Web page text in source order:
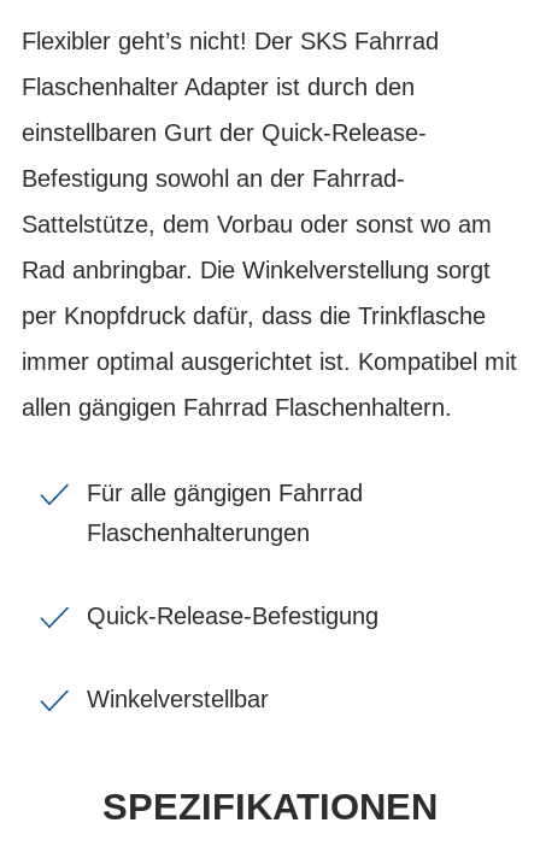
Flexibler geht’s nicht! Der SKS Fahrrad
Flaschenhalter Adapter ist durch den
einstellbaren Gurt der Quick-Release-
Befestigung sowohl an der Fahrrad-
Sattelstütze, dem Vorbau oder sonst wo am
Rad anbringbar. Die Winkelverstellung sorgt
per Knopfdruck dafür, dass die Trinkflasche
immer optimal ausgerichtet ist. Kompatibel mit
allen gängigen Fahrrad Flaschenhaltern.
Für alle gängigen Fahrrad
Flaschenhalterungen
Quick-Release-Befestigung
Winkelverstellbar
SPEZIFIKATIONEN